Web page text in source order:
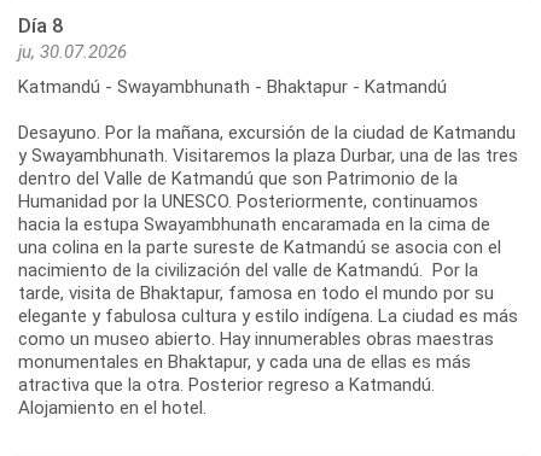
Día 8
ju, 30.07.2026
Katmandú - Swayambhunath - Bhaktapur - Katmandú
Desayuno. Por la mañana, excursión de la ciudad de Katmandu
y Swayambhunath. Visitaremos la plaza Durbar, una de las tres
dentro del Valle de Katmandú que son Patrimonio de la
Humanidad por la UNESCO. Posteriormente, continuamos
hacia la estupa Swayambhunath encaramada en la cima de
una colina en la parte sureste de Katmandú se asocia con el
nacimiento de la civilización del valle de Katmandú. Por la
tarde, visita de Bhaktapur, famosa en todo el mundo por su
elegante y fabulosa cultura y estilo indígena. La ciudad es más
como un museo abierto. Hay innumerables obras maestras
monumentales en Bhaktapur, y cada una de ellas es más
atractiva que la otra. Posterior regreso a Katmandú.
Alojamiento en el hotel.